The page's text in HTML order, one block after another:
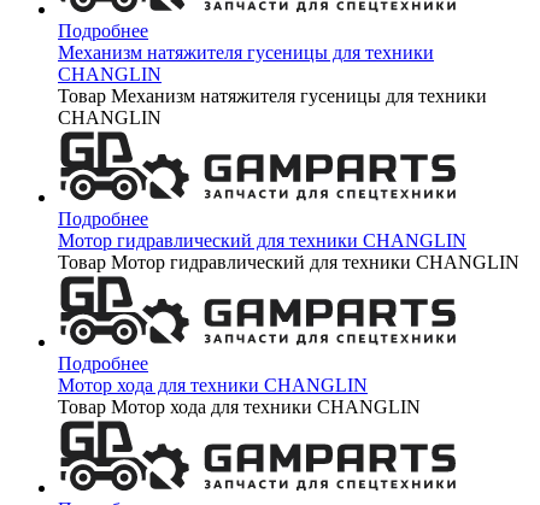
Подробнее
Механизм натяжителя гусеницы для техники
CHANGLIN
Товар Механизм натяжителя гусеницы для техники
CHANGLIN
Подробнее
Мотор гидравлический для техники CHANGLIN
Товар Мотор гидравлический для техники CHANGLIN
Подробнее
Мотор хода для техники CHANGLIN
Товар Мотор хода для техники CHANGLIN